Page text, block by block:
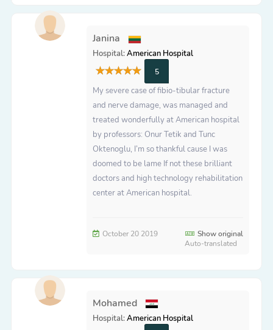
Janina
Hospital:American Hospital
5
My severe case of fibio-tibular fracture
and nerve damage, was managed and
treated wonderfully at American hospital
by professors: Onur Tetik and Tunc
Oktenoglu, I’m so thankful cause I was
doomed to be lame If not these brilliant
doctors and high technology rehabilitation
center at American hospital.
October 20 2019
Show original
Auto-translated
Mohamed
Hospital:American Hospital